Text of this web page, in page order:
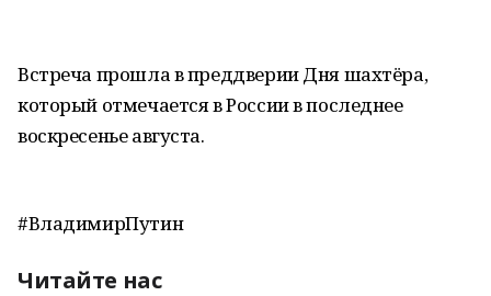
Встреча прошла в преддверии Дня шахтёра,
который отмечается в России в последнее
воскресенье августа.
#ВладимирПутин
Читайте нас